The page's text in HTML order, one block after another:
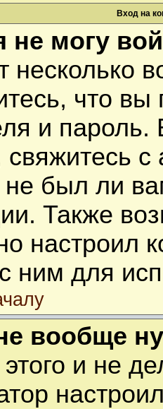
Вход на
не могу
несколько
что
и
свяжитесь
не был ли
Также
настроил
ним для
вообще
и не